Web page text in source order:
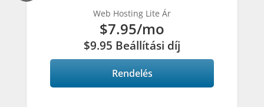
Web Hosting Lite Ár
$7.95/mo
$9.95 Beállítási díj
Rendelés